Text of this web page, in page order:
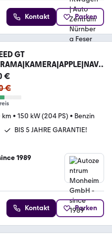
Kontakt Parken
GT
€
€
• 150 kW (204 PS) • Benzin
BIS 5 JAHRE GARANTIE!
1989
Kontakt Parken